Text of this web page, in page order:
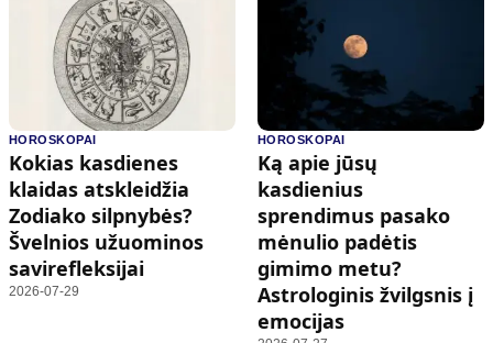
HOROSKOPAI
Kokias kasdienes
klaidas atskleidžia
Zodiako silpnybės?
Švelnios užuominos
savirefleksijai
2026-07-29
HOROSKOPAI
Ką apie jūsų
kasdienius
sprendimus pasako
mėnulio padėtis
gimimo metu?
Astrologinis žvilgsnis į
emocijas